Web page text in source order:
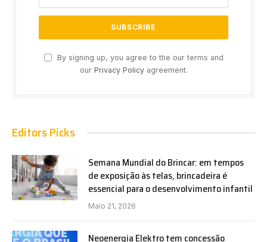
By signing up, you agree to the our terms and
our Privacy Policyagreement.
Editors Picks
Semana Mundial do Brincar: em tempos
de exposição às telas, brincadeira é
essencial para o desenvolvimento infantil
Maio 21, 2026
Neoenergia Elektro tem concessão